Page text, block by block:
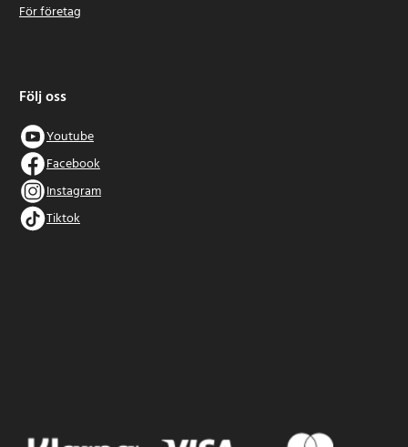
För företag
Följ oss
Youtube
Facebook
Instagram
Tiktok